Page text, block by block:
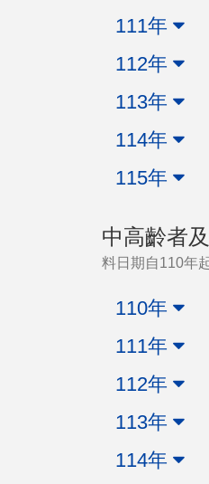
111年
112年
113年
114年
115年
中高齡者
料日期自110年
110年
111年
112年
113年
114年